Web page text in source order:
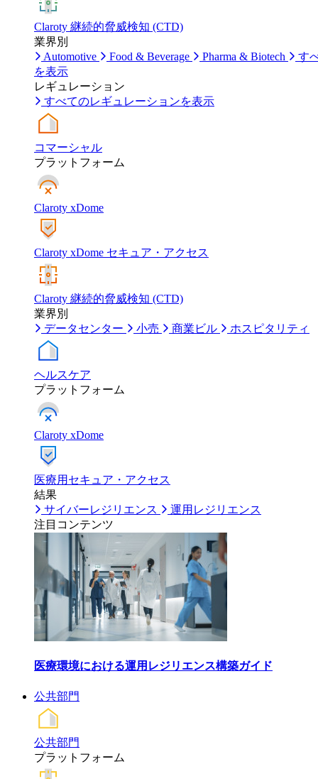
Claroty 継続的脅威検知 (CTD)
業界別
Automotive
Food & Beverage Pharma & Biotech
す
を表示
レギュレーション
すべてのレギュレーションを表示
コマーシャル
プラットフォーム
Claroty xDome
Claroty xDome セキュア・アクセス
Claroty 継続的脅威検知 (CTD)
業界別
データセンター
小売 商業ビル ホスピタリティ
ヘルスケア
プラットフォーム
Claroty xDome
医療用セキュア・アクセス
結果
サイバーレジリエンス
運用レジリエンス
注目コンテンツ
医療環境における運用レジリエンス構築ガイド
公共部門
公共部門
プラットフォーム